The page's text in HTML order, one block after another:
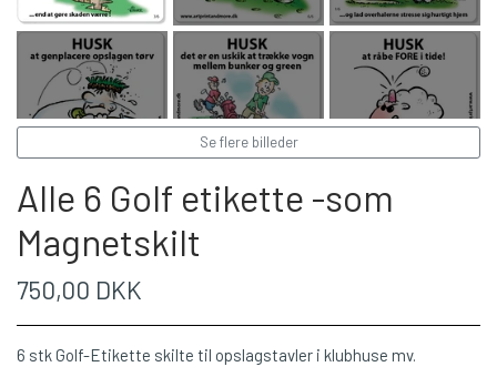
Se flere billeder
Alle 6 Golf etikette -som
Magnetskilt
750,00 DKK
6 stk Golf-Etikette skilte til opslagstavler i klubhuse mv.